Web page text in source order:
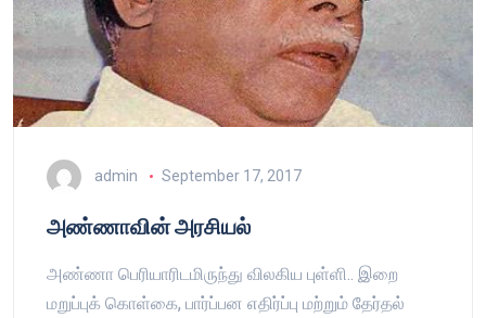
admin September 17, 2017
அண்ணாவின் அரசியல்
அண்ணா பெரியாரிடமிருந்து விலகிய புள்ளி.. இறை
மறுப்புக் கொள்கை, பார்ப்பன எதிர்ப்பு மற்றும் தேர்தல்